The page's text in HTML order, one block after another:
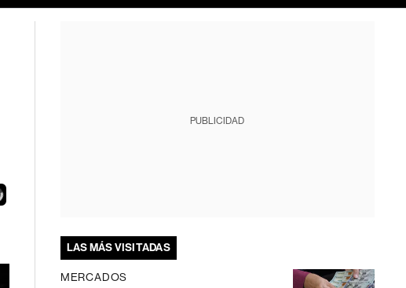
PUBLICIDAD
LAS MÁS VISITADAS
MERCADOS